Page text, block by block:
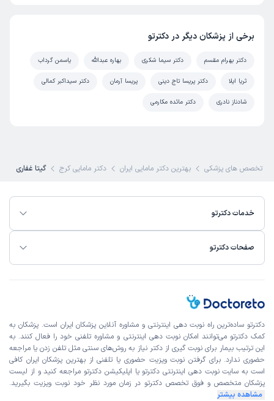
برخی از پزشکان دیگر در دکترتو
دکتر بهرام مقسم دکتر سیما شکری بهاره عبدالله یاسمن گرداب
ثریا ایلا دکتر پریسا تاج دینی پریسا آرمان دکتر سیداکبر کمالی
شادناز نادری دکتر مائده مکارمی
تخصص های پزشکی بهترین دکتر مامایی ایران دکتر مامایی کرج گیتا غفاری
خدمات دکترتو
صفحات دکترتو
دکترتو ساده‌ترین راه نوبت‌ دهی اینترنتی و مشاوره آنلاین پزشکان ایران است. پزشکان به
کمک دکترتو می‌توانند امکان نوبت دهی اینترنتی و مشاوره تلفنی خود را فعال کنند. به
این ترتیب بیمار برای نوبت گیری از دکتر نیاز به روش‌های سنتی مثل تلفن زدن یا مراجعه
حضوری ندارد. برای گرفتن نوبت ویزیت حضوری یا تلفنی از بهترین پزشکان ایران کافی
است به سایت نوبت دهی اینترنتی دکترتو یا اپلیکیشن دکترتو مراجعه کنید و از لیست
پزشکان متخصص و فوق تخصص دکترتو در زمان مورد نظر خود نوبت ویزیت بگیرید.
مشاهده بیشتر